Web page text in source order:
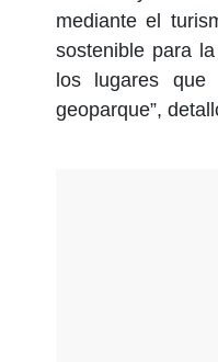
mediante el
sostenible para
los lugares
geoparque”,